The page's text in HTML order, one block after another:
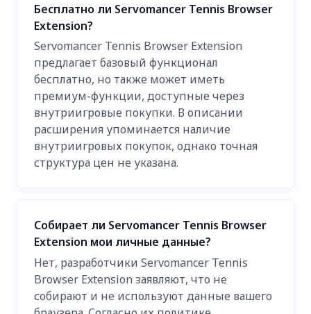
Бесплатно ли Servomancer Tennis Browser
Extension?
Servomancer Tennis Browser Extension
предлагает базовый функционал
бесплатно, но также может иметь
премиум-функции, доступные через
внутриигровые покупки. В описании
расширения упоминается наличие
внутриигровых покупок, однако точная
структура цен не указана.
Собирает ли Servomancer Tennis Browser
Extension мои личные данные?
Нет, разработчики Servomancer Tennis
Browser Extension заявляют, что не
собирают и не используют данные вашего